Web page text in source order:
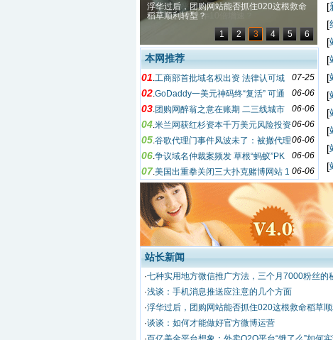
百亿美金平台想象：外卖O2O平台“饿了
么”如何实现半年10倍增速？
1 2 3 4 5 6
本网推荐
07-25
01.工商部首批域名权出资 法律认可域
名有值
06-06
02.GoDaddy一美元神码终“复活” 可通
过Facebook获得
06-06
03.团购网醉翁之意在账期 二三线城市
成主战场
06-06
04.米兰网获红杉资本千万美元风险投资
06-06
05.谷歌代理门事件风波未了：被撤代理
商提起诉讼
06-06
06.争议域名仲裁案频发 草根“蚂蚁”PK
互联网“大象”
06-06
07.美国出重拳关闭三大扑克赌博网站 1
1人面临起诉
[
[
[
[
[
[
[
[
[
[
站长新闻
·七种实用地方微信推广方法，三个月7000粉丝的
·浅谈：手机消息推送应注意的几个方面
·浮华过后，团购网站能否抓住020这根救命稻草顺
·谈谈：如何才能做好官方微博运营